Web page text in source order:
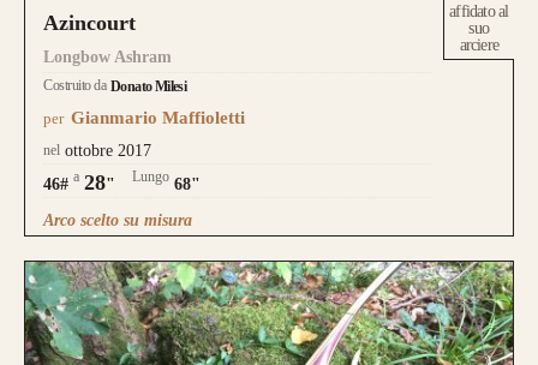
Azincourt
Longbow Ashram
Costruito da Donato Milesi
per Gianmario Maffioletti
nel ottobre 2017
46# a 28" Lungo 68"
affidato al
suo
arciere
Arco scelto su misura